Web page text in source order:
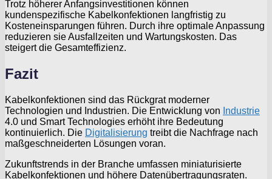
Trotz höherer Anfangsinvestitionen können
kundenspezifische Kabelkonfektionen langfristig zu
Kosteneinsparungen führen. Durch ihre optimale Anpassung
reduzieren sie Ausfallzeiten und Wartungskosten. Das
steigert die Gesamteffizienz.
Fazit
Kabelkonfektionen sind das Rückgrat moderner
Technologien und Industrien. Die Entwicklung von Industrie
4.0 und Smart Technologies erhöht ihre Bedeutung
kontinuierlich. Die Digitalisierung treibt die Nachfrage nach
maßgeschneiderten Lösungen voran.
Zukunftstrends in der Branche umfassen miniaturisierte
Kabelkonfektionen und höhere Datenübertragungsraten.